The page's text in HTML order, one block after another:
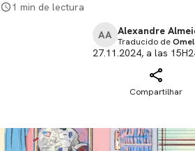
1 min de lectura
AA Alexandre
Traducido de
27.11.2024, a las
Compartilhar